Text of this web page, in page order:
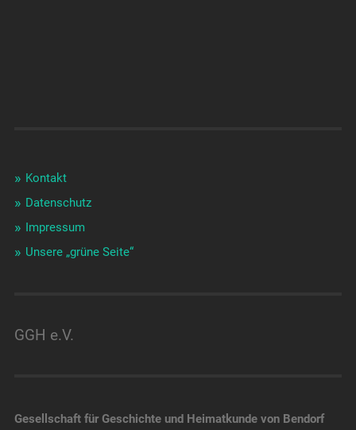
Kontakt
Datenschutz
Impressum
Unsere „grüne Seite“
GGH e.V.
Gesellschaft für Geschichte und Heimatkunde von Bendorf